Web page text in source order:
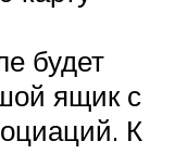
будет
ящик с
К